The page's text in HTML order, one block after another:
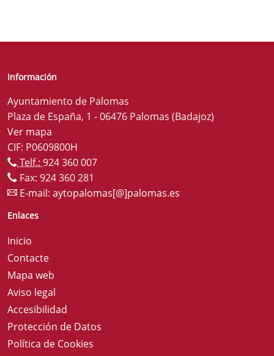
Información
Ayuntamiento de Palomas
Plaza de España, 1 - 06476 Palomas (Badajoz)
Ver mapa
CIF: P0609800H
Telf.: 924 360 007
Fax: 924 360 281
E-mail: aytopalomas[@]palomas.es
Enlaces
Inicio
Contacte
Mapa web
Aviso legal
Accesibilidad
Protección de Datos
Política de Cookies